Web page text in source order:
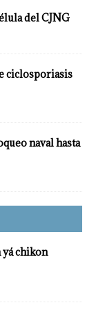
del CJNG
ciclosporiasis
naval hasta
chikon